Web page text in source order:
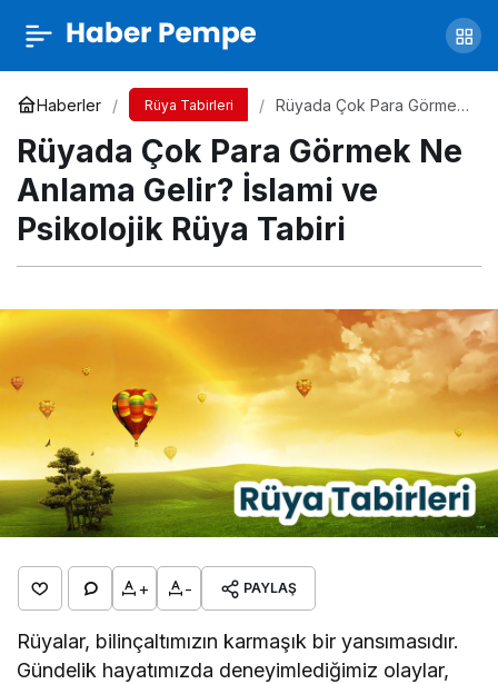
Haberler Rüya Tabirleri
Rüyada Çok Para Görmek
Psikolojik Rüya Tabiri
Rüyada Çok Para Görmek Ne
Anlama Gelir? İslami ve
Psikolojik Rüya Tabiri
+ - PAYLAŞ
Rüyalar, bilinçaltımızın karmaşık bir yansımasıdır.
Gündelik hayatımızda deneyimlediğimiz olaylar,
Rüyada Siyah Köpek Görmek Ne Anlama
Gelir? İslami ve Psikolojik Rüya Tabiri
Paylaş